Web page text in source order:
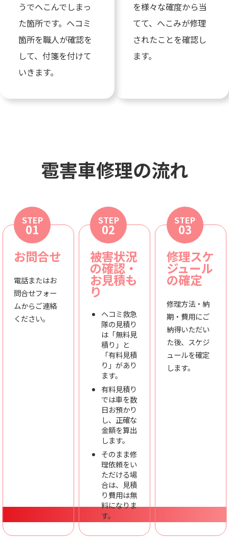
うでへこんでしまっ
た箇所です。ヘコミ
箇所を職人が確認を
して、付箋を付けて
いきます。
を様々な確度から当
てて、へこみが修理
されたことを確認し
ます。
雹害車修理の流れ
STEP
01
お問合せ
電話またはお
問合せフォー
ムからご連絡
ください。
STEP
02
被害状況
の確認・
お見積も
り
ヘコミ救急
隊の見積り
は「無料見
積り」と
「有料見積
り」があり
ます。
有料見積り
では車を数
日お預かり
し、正確な
金額を算出
します。
そのまま修
理依頼をい
ただける場
合は、見積
り費用は無
料になりま
す。
STEP
03
修理スケ
ジュール
の確定
修理方法・納
期・費用にご
納得いただい
た後、スケジ
ュールを確定
します。